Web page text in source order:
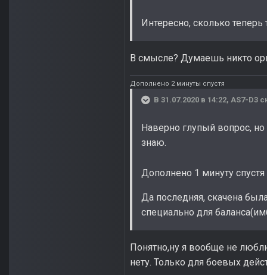
Интересно, сколько
В смысле? Думаешь никто
Дополнено 2 минуты спустя
В 31.07.2020 в 14:22, AS7-D3
Наверно глупый вопрос,
знаю.
Дополнено 1 минуту спустя
Да последняя, скачена
специально для
Понятно,ну я вообще не
нету. Только для боевых